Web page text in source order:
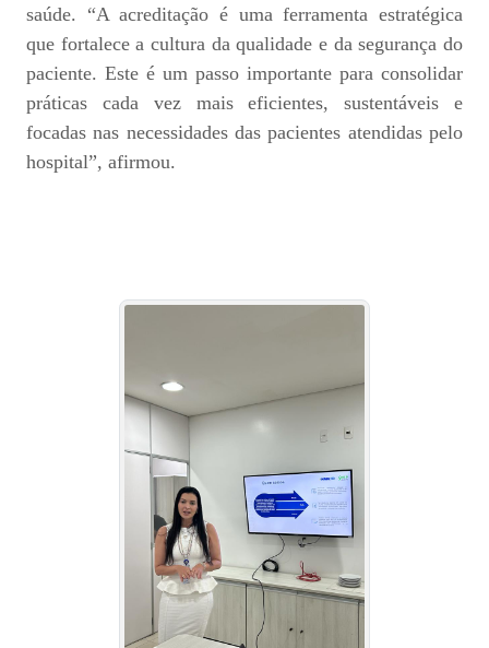
saúde. “A acreditação é uma ferramenta estratégica
que fortalece a cultura da qualidade e da segurança do
paciente. Este é um passo importante para consolidar
práticas cada vez mais eficientes, sustentáveis e
focadas nas necessidades das pacientes atendidas pelo
hospital”, afirmou.